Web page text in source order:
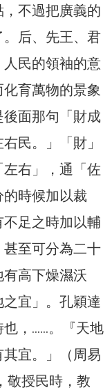
，不過把廣義的
。后、先王、君
民的領袖的意
育萬物的景象
面那句「財成
民。」「財」
右」，通「佐
時候加以裁
足之時加以輔
至可分為二十
高下燥濕沃
宜」。孔穎達
，……。『天地
宜。」（周易
敬授民時，教